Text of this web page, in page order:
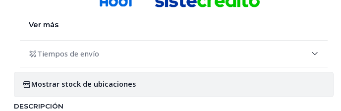
Ver más
Tiempos de envío
Mostrar stock de ubicaciones
DESCRIPCIÓN